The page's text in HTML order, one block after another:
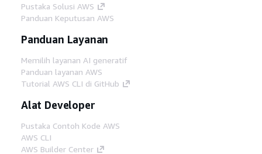
Pustaka Solusi AWS
Panduan Keputusan AWS
Panduan Layanan
Memilih layanan AI generatif
Panduan layanan AWS
Tutorial AWS CLI di GitHub
Alat Developer
Pustaka Contoh Kode AWS
AWS CLI
AWS Builder Center